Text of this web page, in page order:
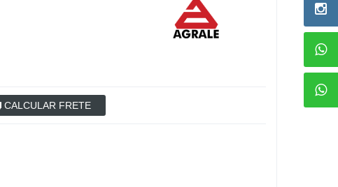
CALCULAR FRETE